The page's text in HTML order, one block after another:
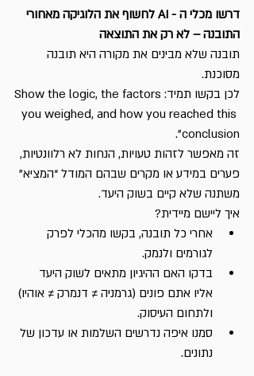
דרשו מכלי ה - AI לחשוף את הלוגיקה מאחורי
התובנה – לא רק את התוצאה
תובנה שלא מבינים את מקורה היא תובנה
מסוכנת.
לכן בקשו תמיד:Show the logic, the factors
you weighed, and how you reached this
conclusion”.
זה מאפשר לזהות טעויות, הנחות לא רלוונטיות,
פערים במידע או מקרים שבהם המודל “המציא”
משתנה שלא קיים בשוק היעד.
איך ליישם מיידית?
אחרי כל תובנה, בקשו מהכלי לפרק
לגורמים ולנמק.
בדקו האם ההיגיון מתאים לשוק היעד
אליו אתם פונים (גרמניה ≠ דנמרק ≠ אוהיו)
ולתחום העיסוק.
סמנו איפה נדרשים השלמות או עדכון של
נתונים.